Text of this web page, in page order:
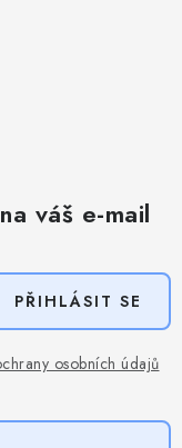
váš e-mail
osobních údajů
PŘIHLÁSIT SE